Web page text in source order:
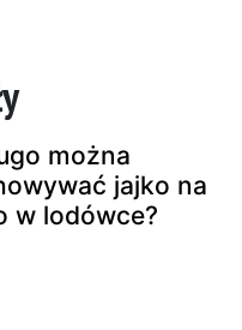
można
jajko na
w lodówce?